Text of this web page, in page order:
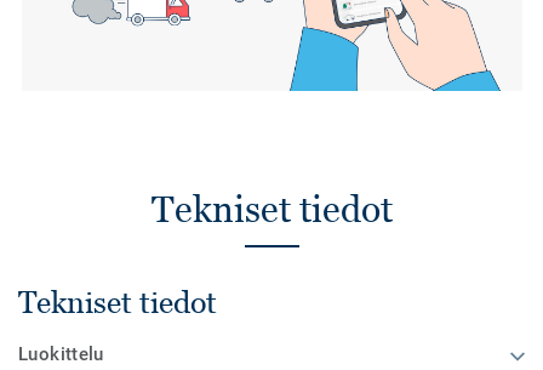
Tekniset tiedot
Tekniset tiedot
Luokittelu